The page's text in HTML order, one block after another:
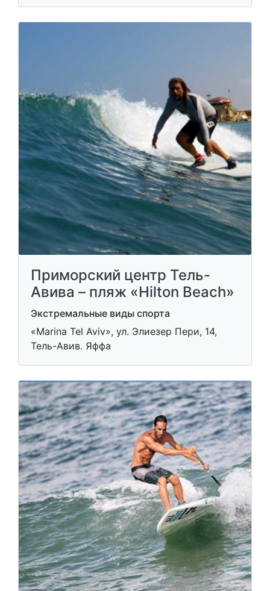
Приморский центр Тель-
Авива – пляж «Hilton Beach»
Экстремальные виды спорта
«Marina Tel Aviv», ул. Элиезер Пери, 14,
Тель-Авив. Яффа